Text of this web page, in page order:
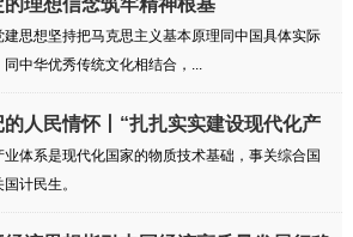
的理想信念筑牢精神根基
建思想坚持把马克思主义基本原理同中国具体实际
同中华优秀传统文化相结合，...
的人民情怀丨“扎扎实实建设现代化产
业体系是现代化国家的物质技术基础，事关综合国
计民生。